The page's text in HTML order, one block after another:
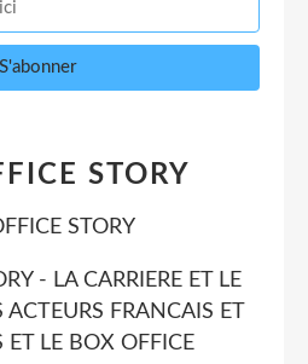
STORY
- LA CARRIERE ET LE
ACTEURS FRANCAIS ET
ET LE BOX OFFICE